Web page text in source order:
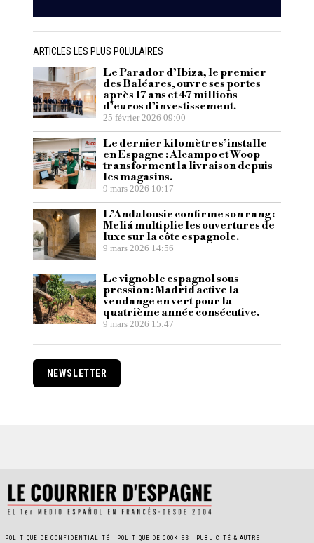
ARTICLES LES PLUS POLULAIRES
Le Parador d’Ibiza, le premier
des Baléares, ouvre ses portes
après 17 ans et 47 millions
d’euros d’investissement.
25 février 2026 09:00
Le dernier kilomètre s’installe
en Espagne : Alcampo et Woop
transforment la livraison depuis
les magasins.
9 mars 2026 10:17
L’Andalousie confirme son rang :
Meliá multiplie les ouvertures de
luxe sur la côte espagnole.
9 mars 2026 14:56
Le vignoble espagnol sous
pression : Madrid active la
vendange en vert pour la
quatrième année consécutive.
9 mars 2026 15:47
NEWSLETTER
POLITIQUE DE CONFIDENTIALITÉ POLITIQUE DE COOKIES PUBLICITÉ & AUTRE